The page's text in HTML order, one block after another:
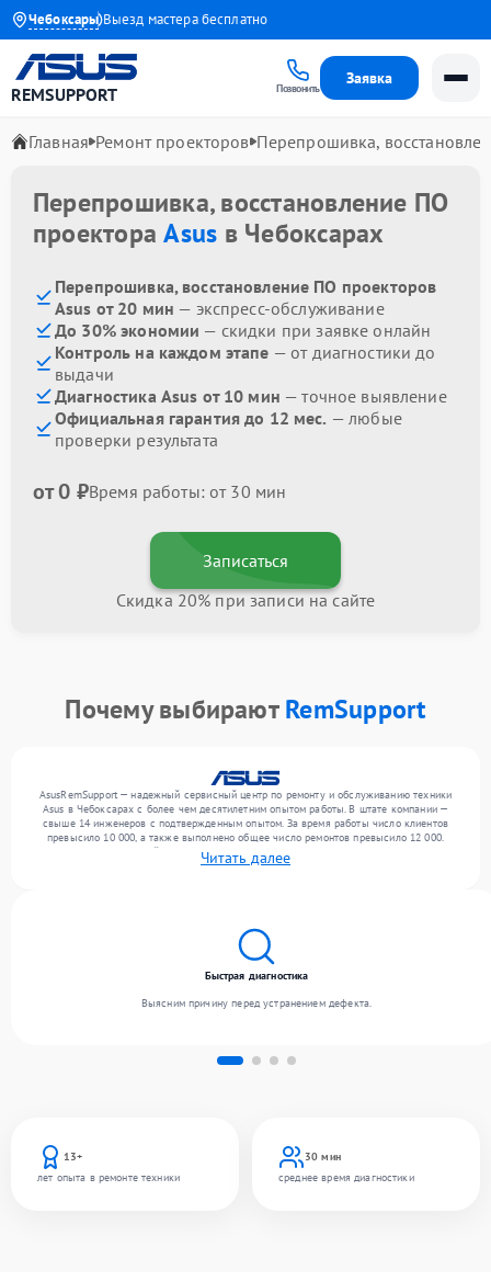
Чебоксары
до 1 года Выезд мастера бесплатно
REMSUPPORT Позвонить
Заявка
Главная Ремонт проекторов Перепрошивка,
Перепрошивка, восстановление ПО
проектораAsus в Чебоксарах
Перепрошивка, восстановление ПО проекторов
Asus от 20 мин — экспресс-обслуживание
До 30% экономии — скидки при заявке онлайн
Контроль на каждом этапе — от диагностики до
выдачи
Диагностика Asus от 10 мин — точное выявление
Официальная гарантия до 12 мес. — любые
проверки результата
от 0 ₽Время работы: от 30 мин
Записаться
Скидка 20% при записи на сайте
Почему выбираютRemSupport
AsusRemSupport — надежный сервисный центр по ремонту и обслуживанию техники
Asus в Чебоксарах с более чем десятилетним опытом работы. В штате компании —
свыше 14 инженеров с подтвержденным опытом. За время работы число клиентов
превысило 10 000, а также выполнено общее число ремонтов превысило 12 000.
Ежемесячно в сервисный центр поступает свыше 300 единиц техники, включая , , . Мы
устраняем поломки любой сложности и предлагаем стабильный уровень сервиса
Читать далее
13+
лет опыта в ремонте техники
30 мин
среднее время диагностики
Быстрая диагностика
Выясним причину перед устранением дефекта.